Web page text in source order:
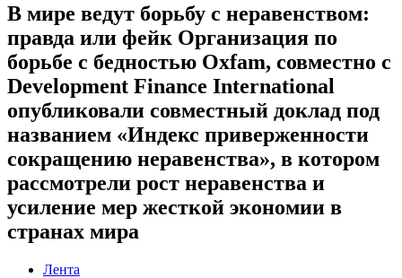
В мире ведут борьбу с неравенством:
правда или фейк Организация по
борьбе с бедностью Oxfam, совместно с
Development Finance International
опубликовали совместный доклад под
названием «Индекс приверженности
сокращению неравенства», в котором
рассмотрели рост неравенства и
усиление мер жесткой экономии в
странах мира
Лента